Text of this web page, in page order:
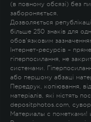
(в повному обсязі) без
забороняється.
Дозволяється
більше 250 знаків для
обов'язковим
Інтернет-ресурсів –
гіперпосилання, не
системами.
або першому абзаці
Передрук, копіювання,
матеріалів, які містять
depositphotos.com,
Материалы с пометками!